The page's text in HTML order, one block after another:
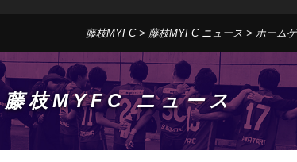
藤枝MYFC> 藤枝MYFC ニュース > ホーム
藤枝MYFC ニュース